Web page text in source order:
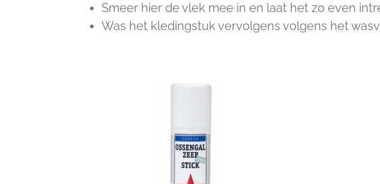
Smeer hier de vlek mee in en laat het zo even
Was het kledingstuk vervolgens volgens het